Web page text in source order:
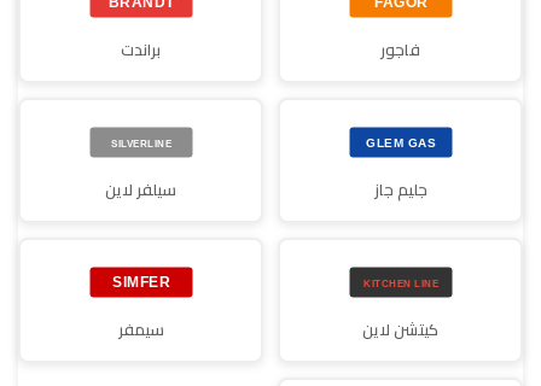
فاجور براندت
جليم جاز سيلفر لاين
كيتشن لاين سيمفر